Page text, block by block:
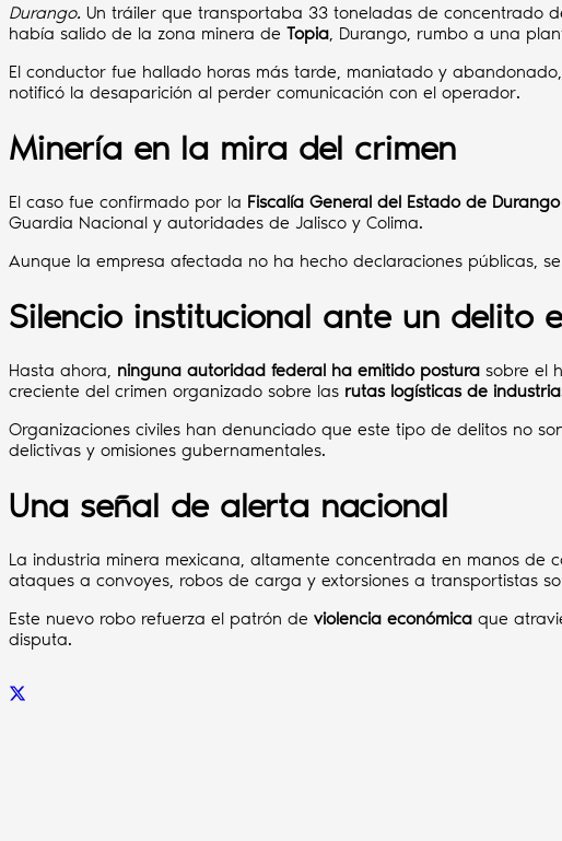
Durango. Un tráiler que transportaba 33 toneladas de concentrado
había salido de la zona minera de Topia, Durango, rumbo a una
El conductor fue hallado horas más tarde, maniatado y
notificó la desaparición al perder comunicación con el operador.
Minería en la mira del crimen
El caso fue confirmado por la Fiscalía General del Estado de Durango
Guardia Nacional y autoridades de Jalisco y Colima.
Aunque la empresa afectada no ha hecho declaraciones públicas,
Silencio institucional ante un delito
Hasta ahora, ninguna autoridad federal ha emitido postura sobre el
creciente del crimen organizado sobre las rutas logísticas de
Organizaciones civiles han denunciado que este tipo de delitos no
delictivas y omisiones gubernamentales.
Una señal de alerta nacional
La industria minera mexicana, altamente concentrada en manos de
ataques a convoyes, robos de carga y extorsiones a transportistas
Este nuevo robo refuerza el patrón de violencia económica que
disputa.